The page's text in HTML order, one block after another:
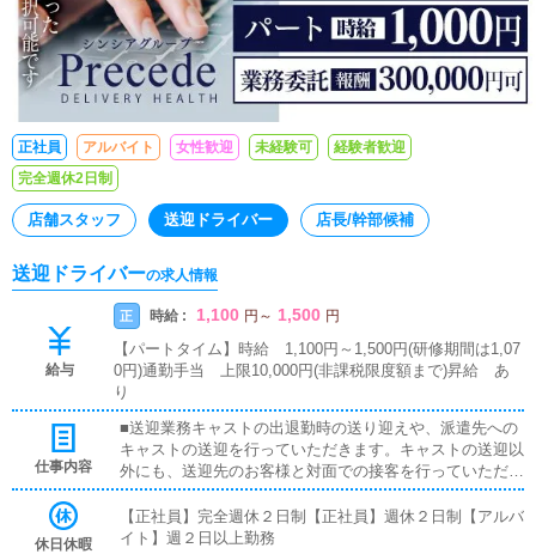
正社員 アルバイト 女性歓迎 未経験可
経験者歓迎
完全週休2日制
店舗スタッフ 送迎ドライバー 店長/幹部候補
送迎ドライバーの求人情報
給与
正 時給 : 1,100 円 ～ 1,500 円
【パートタイム】時給 1,100円～1,500円(研修期間は1,07
0円)通勤手当 上限10,000円(非課税限度額まで)昇給 あ
り
仕事内容
■送迎業務キャストの出退勤時の送り迎えや、派遣先への
キャストの送迎を行っていただきます。キャストの送迎以
外にも、送迎先のお客様と対面での接客を行っていただき
ます。お客様のご案内時に、システムの説明や料金の受け
取り等、対面での簡単な接客になります。最初は先輩ドラ
イバーと同乗して行動し、業務の流れを覚えていただきま
休日休暇
【正社員】完全週休２日制【正社員】週休２日制【アルバ
イト】週２日以上勤務